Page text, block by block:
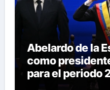
Abelardo de la
como
para el periodo